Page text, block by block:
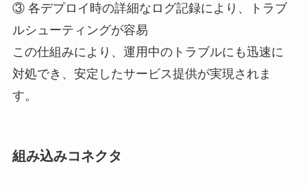
③ 各デプロイ時の詳細なログ記録により、トラブ
ルシューティングが容易
この仕組みにより、運用中のトラブルにも迅速に
対処でき、安定したサービス提供が実現されま
す。
組み込みコネクタ